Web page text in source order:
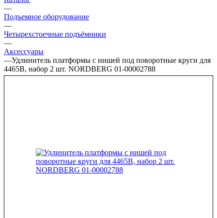
—
Подъемное оборудование
—
Четырехстоечные подъёмники
—
Аксессуары
—Удлинитель платформы с нишей под поворотные круги для
4465B, набор 2 шт. NORDBERG 01-00002788